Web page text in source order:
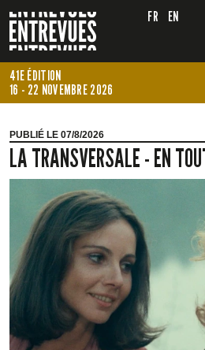
FR EN
41E ÉDITION
16 - 22 NOVEMBRE 2026
PUBLIÉ LE 07/8/2026
LA TRANSVERSALE - EN